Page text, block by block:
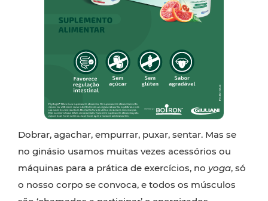
Dobrar, agachar, empurrar, puxar, sentar. Mas se
no ginásio usamos muitas vezes acessórios ou
máquinas para a prática de exercícios, no yoga, só
o nosso corpo se convoca, e todos os músculos